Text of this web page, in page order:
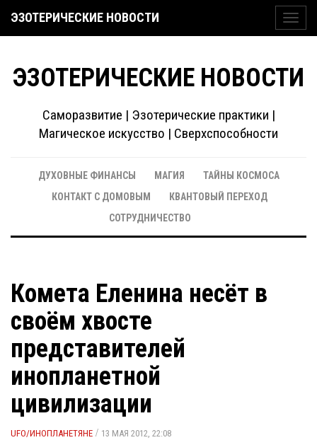
ЭЗОТЕРИЧЕСКИЕ НОВОСТИ
ЭЗОТЕРИЧЕСКИЕ НОВОСТИ
Саморазвитие | Эзотерические практики |
Магическое искусство | Сверхспособности
ДУХОВНЫЕ ФИНАНСЫ МАГИЯ
ТАЙНЫ КОСМОСА
КОНТАКТ С ДОМОВЫМ
КВАНТОВЫЙ ПЕРЕХОД
СОТРУДНИЧЕСТВО
Комета Еленина несёт в
своём хвосте
представителей
инопланетной
цивилизации
UFO/ИНОПЛАНЕТЯНЕ / 13 МАЯ 2012, 22:08